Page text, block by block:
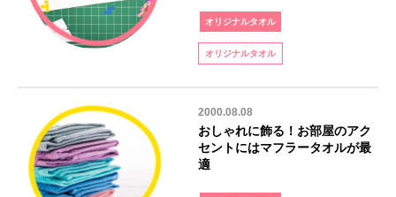
オリジナルタオル
オリジナルタオル
2000.08.08
おしゃれに飾る！お部屋のアク
セントにはマフラータオルが最
適